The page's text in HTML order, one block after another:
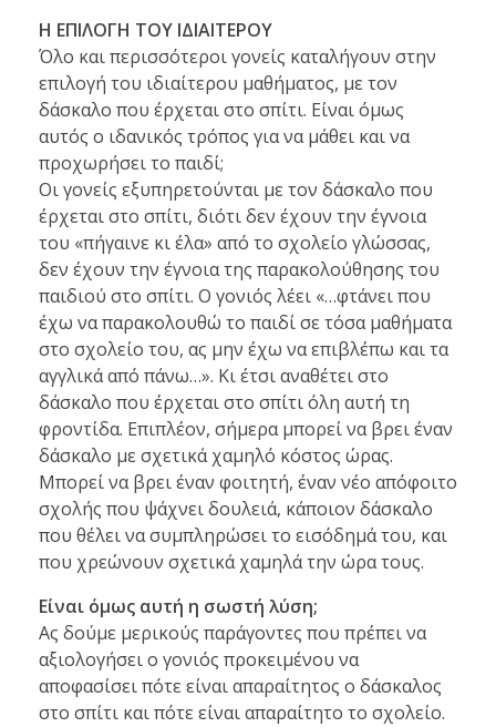
Η ΕΠΙΛΟΓΗ ΤΟΥ ΙΔΙΑΙΤΕΡΟΥ
Όλο και περισσότεροι γονείς καταλήγουν στην
επιλογή του ιδιαίτερου μαθήματος, με τον
δάσκαλο που έρχεται στο σπίτι. Είναι όμως
αυτός ο ιδανικός τρόπος για να μάθει και να
προχωρήσει το παιδί;
Οι γονείς εξυπηρετούνται με τον δάσκαλο που
έρχεται στο σπίτι, διότι δεν έχουν την έγνοια
του «πήγαινε κι έλα» από το σχολείο γλώσσας,
δεν έχουν την έγνοια της παρακολούθησης του
παιδιού στο σπίτι. Ο γονιός λέει «…φτάνει που
έχω να παρακολουθώ το παιδί σε τόσα μαθήματα
στο σχολείο του, ας μην έχω να επιβλέπω και τα
αγγλικά από πάνω…». Κι έτσι αναθέτει στο
δάσκαλο που έρχεται στο σπίτι όλη αυτή τη
φροντίδα. Επιπλέον, σήμερα μπορεί να βρει έναν
δάσκαλο με σχετικά χαμηλό κόστος ώρας.
Μπορεί να βρει έναν φοιτητή, έναν νέο απόφοιτο
σχολής που ψάχνει δουλειά, κάποιον δάσκαλο
που θέλει να συμπληρώσει το εισόδημά του, και
που χρεώνουν σχετικά χαμηλά την ώρα τους.
Είναι όμως αυτή η σωστή λύση;
Ας δούμε μερικούς παράγοντες που πρέπει να
αξιολογήσει ο γονιός προκειμένου να
αποφασίσει πότε είναι απαραίτητος ο δάσκαλος
στο σπίτι και πότε είναι απαραίτητο το σχολείο.